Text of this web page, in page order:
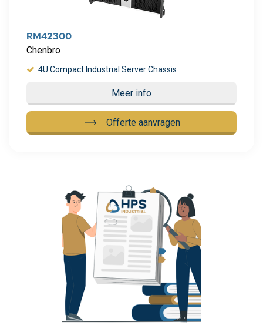
RM42300
Chenbro
4U Compact Industrial Server Chassis
Meer info
Offerte aanvragen